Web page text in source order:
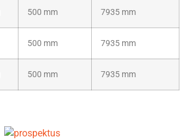
500 mm 7935 mm
500 mm 7935 mm
500 mm 7935 mm